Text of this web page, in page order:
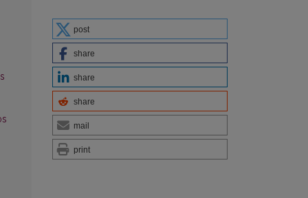
post
share
share
share
mail
print